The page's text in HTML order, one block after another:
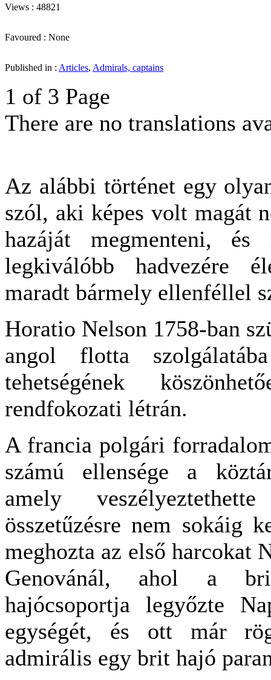
Views : 48821
Favoured : None
Published in : Articles, Admirals, captains
1 of 3 Page
There are no translations
Az alábbi történet egy
szól, aki képes volt magát
hazáját megmenteni,
legkiválóbb hadvezére
maradt bármely ellenféllel
Horatio Nelson 1758-ban
angol flotta
tehetségének
rendfokozati létrán.
A francia polgári
számú ellensége a
amely
összetűzésre nem sokáig
meghozta az első harcokat
Genovánál, ahol a
hajócsoportja legyőzte
egységét, és ott már
admirális egy brit hajó